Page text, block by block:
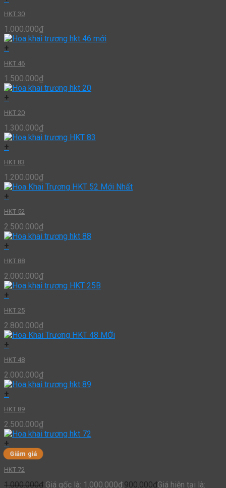
HKT 30
1.000.000₫
+
HKT 46
1.500.000₫
+
HKT 20
1.300.000₫
+
HKT 83
1.200.000₫
+
HKT 52
2.500.000₫
+
HKT 88
2.000.000₫
+
HKT 25
2.800.000₫
+
HKT 48
2.000.000₫
+
HKT 89
2.500.000₫
+
Giảm giá
HKT 72
1.000.000₫ Giá gốc là: 1.000.000₫.900.000₫Giá hiện tại là: